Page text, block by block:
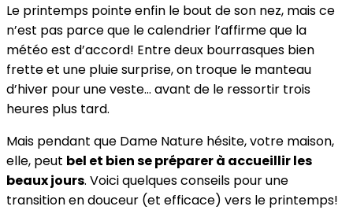
Le printemps pointe enfin le bout de son nez, mais ce
n’est pas parce que le calendrier l’affirme que la
météo est d’accord! Entre deux bourrasques bien
frette et une pluie surprise, on troque le manteau
d’hiver pour une veste... avant de le ressortir trois
heures plus tard.
Mais pendant que Dame Nature hésite, votre maison,
elle, peut bel et bien se préparer à accueillir les
beaux jours. Voici quelques conseils pour une
transition en douceur (et efficace) vers le printemps!